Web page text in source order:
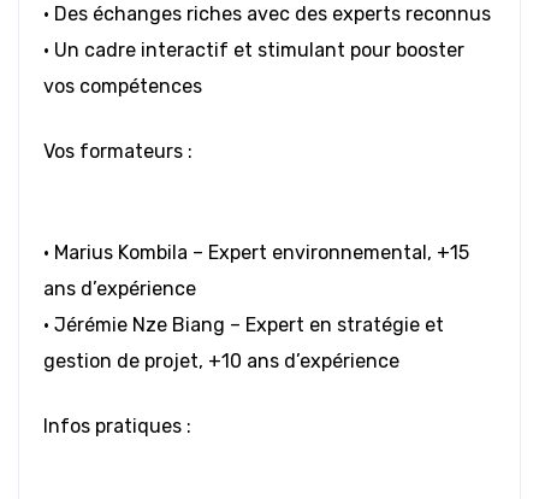
• Des échanges riches avec des experts reconnus
• Un cadre interactif et stimulant pour booster
vos compétences
Vos formateurs :
• Marius Kombila – Expert environnemental, +15
ans d’expérience
• Jérémie Nze Biang – Expert en stratégie et
gestion de projet, +10 ans d’expérience
Infos pratiques :